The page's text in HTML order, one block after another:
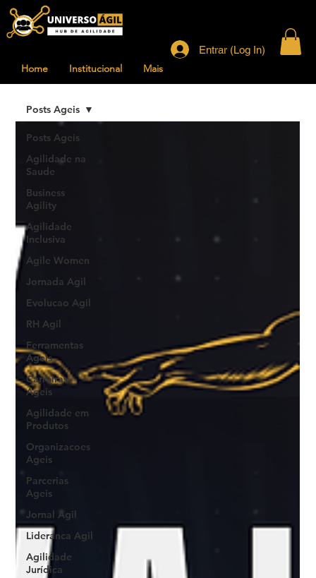
Home Institucional Mais
Entrar (Log In)
Posts Ageis
Agilidade na
Saude
Business
Agility
Agilidade
Inclusiva
Agile Women
Jornada Agil
Evolucao Agil
RH Agil
Ferramentas
Ageis
Carreiras
Ageis
Agilidade em
Produtos
Organizacoes
Ageis
Parcerias
Ageis
Jornal Agil
Lideranca Agil
Agilidade
Jurídica
Posts Ageis